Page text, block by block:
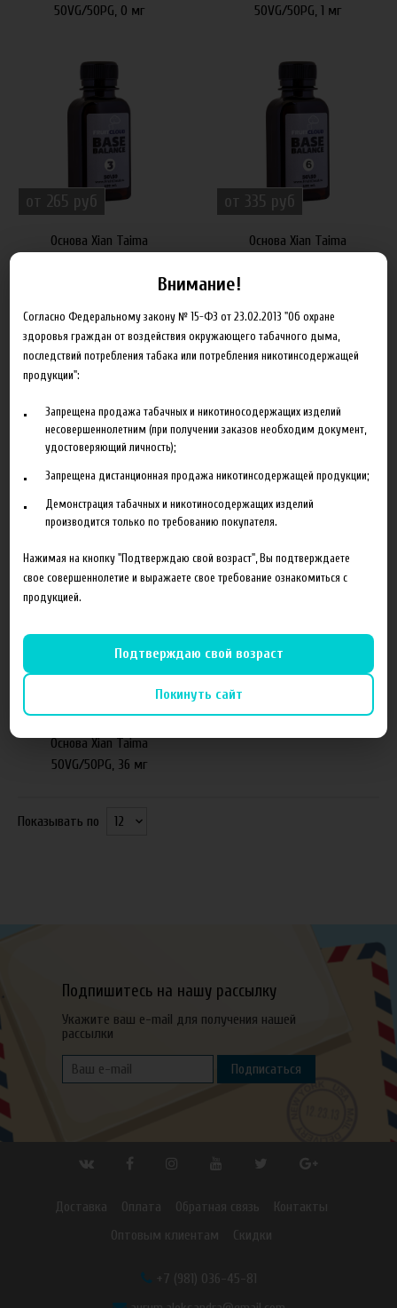
50VG/50PG, 0 мг
50VG/50PG, 1 мг
от 265 руб
Основа Xian Taima
от 335 руб
Основа Xian Taima
от 530 руб
50VG/50PG, 12 мг
50VG/50PG, 18 мг
Основа Xian Taima
50VG/50PG, 36 мг
Показывать по
Подпишитесь на нашу рассылку
Укажите ваш e-mail для получения нашей
рассылки
Подписаться
Доставка Оплата Обратная связь
Контакты
Оптовым клиентам
Скидки
+7 (981) 036-45-81
Внимание!
Согласно Федеральному закону № 15-ФЗ от 23.02.2013 "Об охране
здоровья граждан от воздействия окружающего табачного дыма,
последствий потребления табака или потребления никотинсодержащей
продукции":
Запрещена продажа табачных и никотиносодержащих изделий
несовершеннолетним (при получении заказов необходим документ,
удостоверяющий личность);
Запрещена дистанционная продажа никотинсодержащей продукции;
Демонстрация табачных и никотиносодержащих изделий
производится только по требованию покупателя.
Нажимая на кнопку "Подтверждаю свой возраст", Вы подтверждаете
свое совершеннолетие и выражаете свое требование ознакомиться с
продукцией.
Подтверждаю свой возраст
Покинуть сайт